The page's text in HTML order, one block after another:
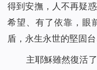
得到安撫，人不再疑
希望、有了依靠，眼
盾，永生永世的堅固台
主耶穌雖然復活